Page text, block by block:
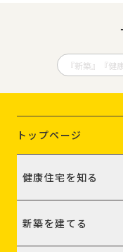
トップページ
健康住宅を知る
新築を建てる